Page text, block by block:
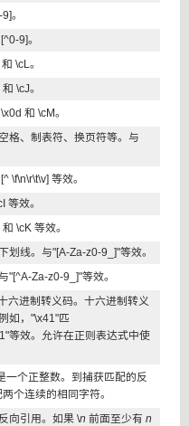
。
9]。
\cL。
\cJ。
和 \cM。
格、制表符、换页符等。与
\f\n\r\t\v] 等效。
等效。
\cK 等效。
划线。与"[A-Za-z0-9_]"等效。
"[^A-Za-z0-9_]"等效。
六进制转义码。十六进制转义
如，"\x41"匹
等效。允许在正则表达式中使
一个正整数。到捕获匹配的反
个连续的相同字符。
向引用。如果 \n 前面至少有 n